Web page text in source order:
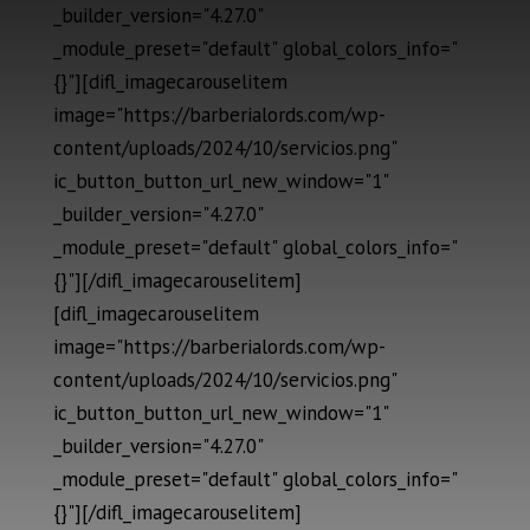
_builder_version="4.27.0"
_module_preset="default" global_colors_info="
{}"][difl_imagecarouselitem
image="https://barberialords.com/wp-
content/uploads/2024/10/servicios.png"
ic_button_button_url_new_window="1"
_builder_version="4.27.0"
_module_preset="default" global_colors_info="
{}"][/difl_imagecarouselitem]
[difl_imagecarouselitem
image="https://barberialords.com/wp-
content/uploads/2024/10/servicios.png"
ic_button_button_url_new_window="1"
_builder_version="4.27.0"
_module_preset="default" global_colors_info="
{}"][/difl_imagecarouselitem]